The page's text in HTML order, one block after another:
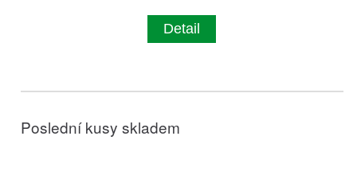
Detail
Poslední kusy skladem